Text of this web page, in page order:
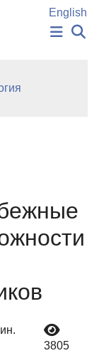
English
3805